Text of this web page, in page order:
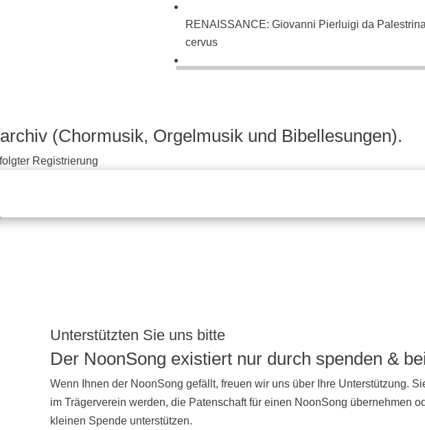
RENAISSANCE: Giovanni Pierluigi da
cervus
(Chormusik, Orgelmusik und Bibellesungen).
Registrierung
Unterstützten Sie uns bitte
Der NoonSong existiert nur durch spenden &
Wenn Ihnen der NoonSong gefällt, freuen wir uns über Ihre Unterstützung.
im Trägerverein werden, die Patenschaft für einen NoonSong übernehmen
kleinen Spende unterstützen.